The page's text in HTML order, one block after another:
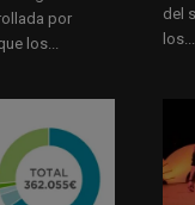
por
los...
del
los...